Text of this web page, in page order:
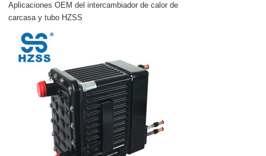
Aplicaciones OEM del intercambiador de calor de
carcasa y tubo HZSS